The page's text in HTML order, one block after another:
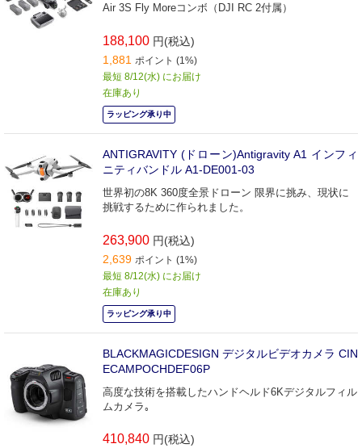
Air 3S Fly Moreコンボ（DJI RC 2付属）
188,100 円(税込)
1,881 ポイント (1%)
最短 8/12(水) にお届け
在庫あり
ラッピング承り中
ANTIGRAVITY (ドローン)Antigravity A1 インフィ
ニティバンドル A1-DE001-03
世界初の8K 360度全景ドローン 限界に挑み、現状に
挑戦するために作られました。
263,900 円(税込)
2,639 ポイント (1%)
最短 8/12(水) にお届け
在庫あり
ラッピング承り中
BLACKMAGICDESIGN デジタルビデオカメラ CIN
ECAMPOCHDEF06P
高度な技術を搭載したハンドヘルド6Kデジタルフィル
ムカメラ｡
410,840 円(税込)